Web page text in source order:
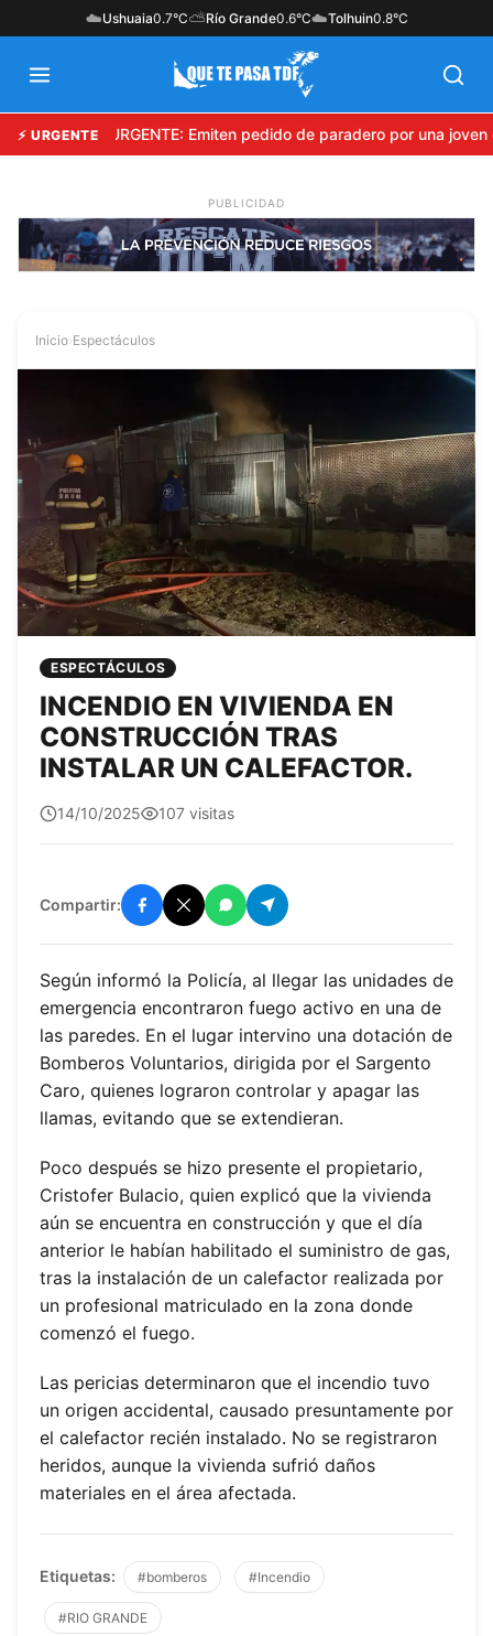
☁️Ushuaia0.7°C⛅Río Grande0.6°C☁️Tolhuin0.8°C
⚡ URGENTE URGENTE: Emiten pedido de paradero por una
Inicio Espectáculos
ESPECTÁCULOS
INCENDIO EN VIVIENDA EN
CONSTRUCCIÓN TRAS
INSTALAR UN CALEFACTOR.
quetepasa1
14/10/2025 107 visitas
Compartir:
Según informó la Policía, al llegar las unidades de
emergencia encontraron fuego activo en una de
las paredes. En el lugar intervino una dotación de
Bomberos Voluntarios, dirigida por el Sargento
Caro, quienes lograron controlar y apagar las
llamas, evitando que se extendieran.
Poco después se hizo presente el propietario,
Cristofer Bulacio, quien explicó que la vivienda
aún se encuentra en construcción y que el día
anterior le habían habilitado el suministro de gas,
tras la instalación de un calefactor realizada por
un profesional matriculado en la zona donde
comenzó el fuego.
Las pericias determinaron que el incendio tuvo
un origen accidental, causado presuntamente por
el calefactor recién instalado. No se registraron
heridos, aunque la vivienda sufrió daños
materiales en el área afectada.
Etiquetas: #bomberos #Incendio
#RIO GRANDE